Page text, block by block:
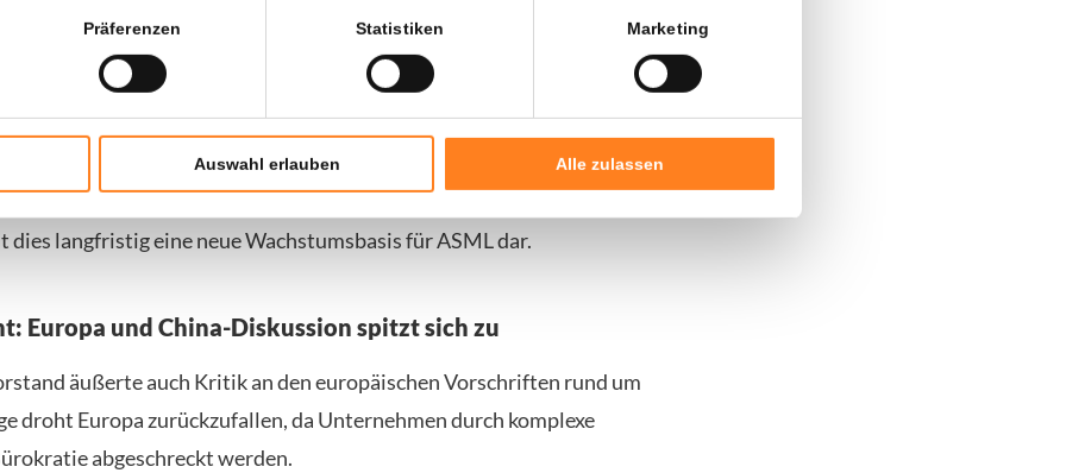
Präferenzen Statistiken Marketing
Auswahl erlauben Alle zulassen
ersten Kunden, die die Technologie einsetzen. Trotz Bedenken über die
erwartet ASML, dass der Markt die Technologie letztendlich breit
entwickelt das Unternehmen neue Geräte für das Advanced
dies langfristig eine neue Wachstumsbasis für ASML dar.
Europa und China-Diskussion spitzt sich zu
äußerte auch Kritik an den europäischen Vorschriften rund um
droht Europa zurückzufallen, da Unternehmen durch komplexe
abgeschreckt werden.